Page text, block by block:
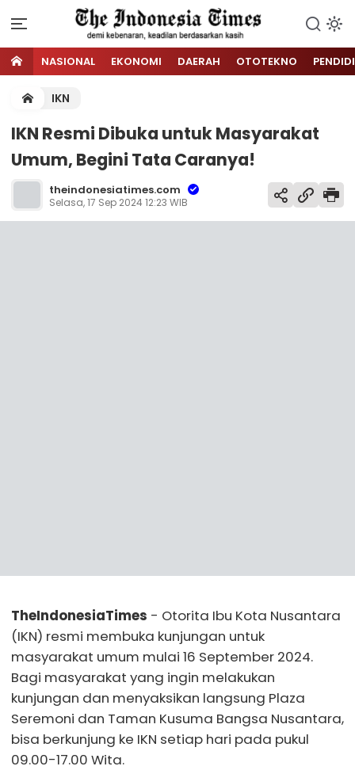
NASIONAL EKONOMI DAERAH OTOTEKNO
IKN
IKN Resmi Dibuka untuk Masyarakat
Umum, Begini Tata Caranya!
theindonesiatimes.com
Selasa, 17 Sep 2024 12:23 WIB
TheIndonesiaTimes - Otorita Ibu Kota Nusantara
(IKN) resmi membuka kunjungan untuk
masyarakat umum mulai 16 September 2024.
Bagi masyarakat yang ingin melakukan
kunjungan dan menyaksikan langsung Plaza
Seremoni dan Taman Kusuma Bangsa Nusantara,
bisa berkunjung ke IKN setiap hari pada pukul
09.00-17.00 Wita.